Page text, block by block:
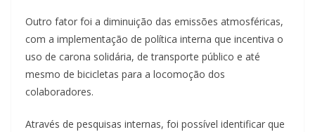
Outro fator foi a diminuição das emissões atmosféricas,
com a implementação de política interna que incentiva o
uso de carona solidária, de transporte público e até
mesmo de bicicletas para a locomoção dos
colaboradores.
Através de pesquisas internas, foi possível identificar que